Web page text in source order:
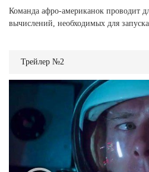
Команда афро-американок проводит
вычислений, необходимых для
Трейлер №2